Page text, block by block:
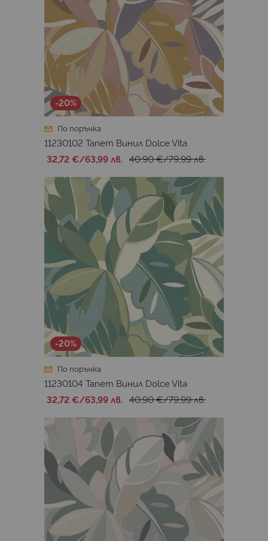
-20%
По поръчка
11230102 Тапет Винил Dolce Vita
32,72 €/63,99 лв. 40,90 €/79,99 лв.
-20%
По поръчка
11230104 Тапет Винил Dolce Vita
32,72 €/63,99 лв. 40,90 €/79,99 лв.